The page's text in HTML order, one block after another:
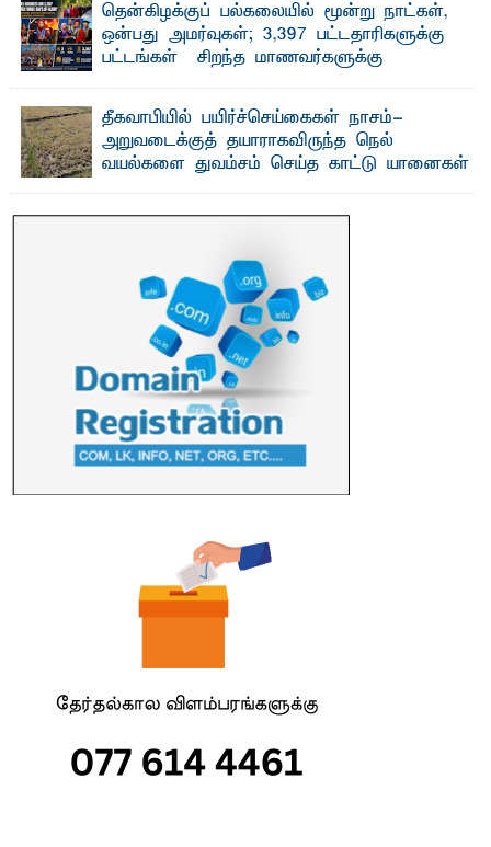
தென்கிழக்குப் பல்கலையில் மூன்று நாட்கள்,
ஒன்பது அமர்வுகள்; 3,397 பட்டதாரிகளுக்கு
பட்டங்கள் – சிறந்த மாணவர்களுக்கு
மற்றும் சிறப்புப் பரிசுகள்
எம்.வை. அமீர்- ஒ லுவிலில் அமைந்துள்ள தென்கிழக்குப்
பல்கலைக்கழகத்தின் 18ஆவது பொதுப் பட்டமளிப்பு விழா ...
தீகவாபியில் பயிர்ச்செய்கைகள் நாசம்-
அறுவடைக்குத் தயாராகவிருந்த நெல்
வயல்களை துவம்சம் செய்த காட்டு யானைகள்
காணப்பட்ட பல ...